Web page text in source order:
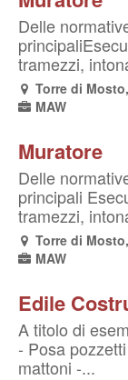
Delle
tramezzi,
Torre di
MAW
Muratore
Delle
principali
tramezzi,
Torre di
MAW
Edile
A titolo di
- Posa
mattoni -...